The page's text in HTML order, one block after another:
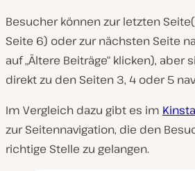
Besucher können zur letzten Seite
Seite 6) oder zur nächsten Seite
auf „Ältere Beiträge“ klicken), aber
direkt zu den Seiten 3, 4 oder 5
Im Vergleich dazu gibt es im
zur Seitennavigation, die den
richtige Stelle zu gelangen.